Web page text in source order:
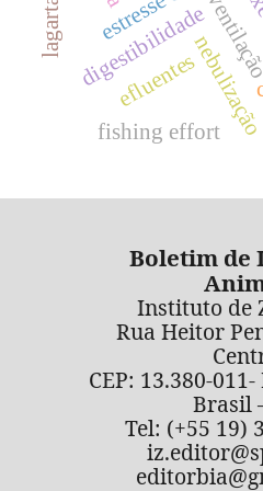
digestibilidade
efluentes
fishing effort
Boletim de
Instituto de
Rua Heitor
CEP: 13.380-
Brasil
Tel: (+55 19)